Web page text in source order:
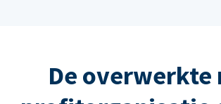
De overwerkte